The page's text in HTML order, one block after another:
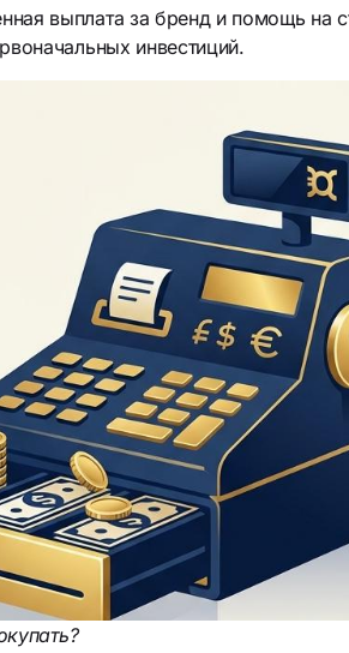
выплата за бренд и помощь на
инвестиций.